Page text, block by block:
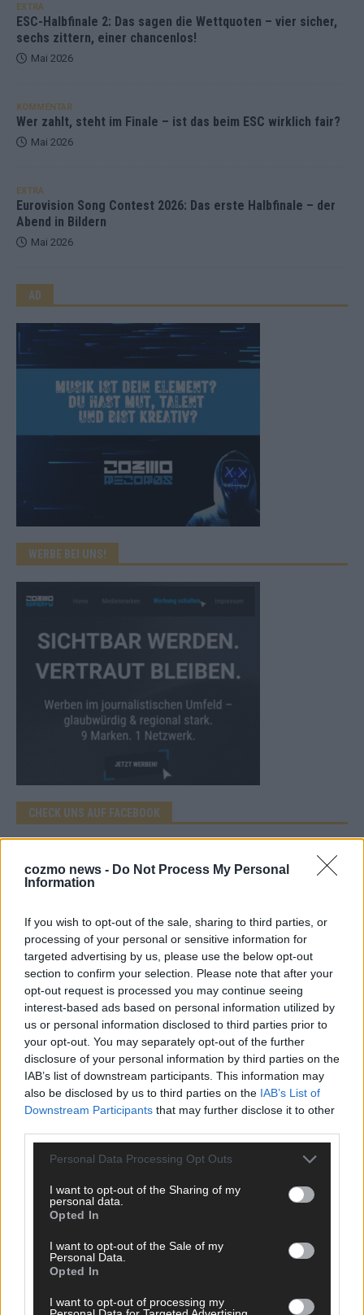
cozmo news - Do Not Process My Personal
Information
If you wish to opt-out of the sale, sharing to third parties, or
processing of your personal or sensitive information for
targeted advertising by us, please use the below opt-out
section to confirm your selection. Please note that after your
opt-out request is processed you may continue seeing
interest-based ads based on personal information utilized by
us or personal information disclosed to third parties prior to
your opt-out. You may separately opt-out of the further
disclosure of your personal information by third parties on the
IAB’s list of downstream participants. This information may
also be disclosed by us to third parties on the IAB’s List of
Downstream Participants that may further disclose it to other
Personal Data Processing Opt Outs
I want to opt-out of the Sharing of my
personal data.
Opted In
I want to opt-out of the Sale of my
Personal Data.
Opted In
I want to opt-out of processing my
EXTRA
ESC-Halbfinale 2: Das sagen die Wettquoten – vier sicher,
sechs zittern, einer chancenlos!
Mai 2026
KOMMENTAR
Wer zahlt, steht im Finale – ist das beim ESC wirklich fair?
Mai 2026
EXTRA
Eurovision Song Contest 2026: Das erste Halbfinale – der
Abend in Bildern
Mai 2026
AD
WERBE BEI UNS!
CHECK UNS AUF FACEBOOK
DIREKT ZUM THEMA
Politik & Co
Money Matters
Brainpower